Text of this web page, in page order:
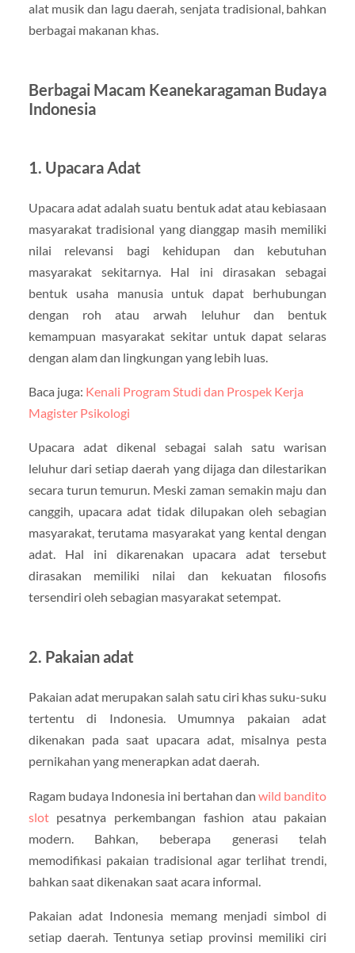
alat musik dan lagu daerah, senjata tradisional, bahkan
berbagai makanan khas.
Berbagai Macam Keanekaragaman Budaya
Indonesia
1. Upacara Adat
Upacara adat adalah suatu bentuk adat atau kebiasaan
masyarakat tradisional yang dianggap masih memiliki
nilai relevansi bagi kehidupan dan kebutuhan
masyarakat sekitarnya. Hal ini dirasakan sebagai
bentuk usaha manusia untuk dapat berhubungan
dengan roh atau arwah leluhur dan bentuk
kemampuan masyarakat sekitar untuk dapat selaras
dengan alam dan lingkungan yang lebih luas.
Baca juga: Kenali Program Studi dan Prospek Kerja
Magister Psikologi
Upacara adat dikenal sebagai salah satu warisan
leluhur dari setiap daerah yang dijaga dan dilestarikan
secara turun temurun. Meski zaman semakin maju dan
canggih, upacara adat tidak dilupakan oleh sebagian
masyarakat, terutama masyarakat yang kental dengan
adat. Hal ini dikarenakan upacara adat tersebut
dirasakan memiliki nilai dan kekuatan filosofis
tersendiri oleh sebagian masyarakat setempat.
2. Pakaian adat
Pakaian adat merupakan salah satu ciri khas suku-suku
tertentu di Indonesia. Umumnya pakaian adat
dikenakan pada saat upacara adat, misalnya pesta
pernikahan yang menerapkan adat daerah.
Ragam budaya Indonesia ini bertahan danwild bandito
slotpesatnya perkembangan fashion atau pakaian
modern. Bahkan, beberapa generasi telah
memodifikasi pakaian tradisional agar terlihat trendi,
bahkan saat dikenakan saat acara informal.
Pakaian adat Indonesia memang menjadi simbol di
setiap daerah. Tentunya setiap provinsi memiliki ciri